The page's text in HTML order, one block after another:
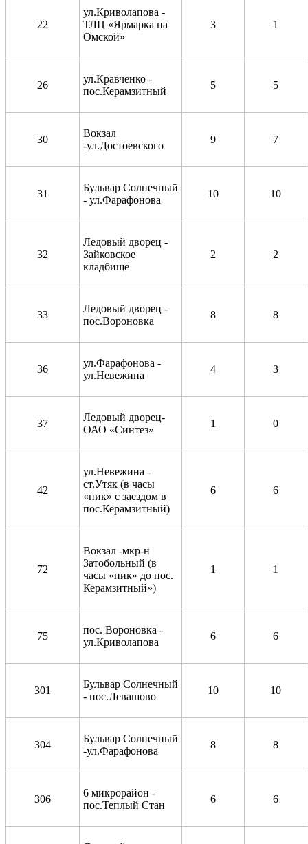
22
ул.Криволапова -
ТЛЦ «Ярмарка на
Омской»
3 1
26
ул.Кравченко -
пос.Керамзитный
5 5
30
Вокзал
-ул.Достоевского
9 7
31
Бульвар Солнечный
- ул.Фарафонова
10 10
32
Ледовый дворец -
Зайковское
кладбище
2 2
33
Ледовый дворец -
пос.Вороновка
8 8
36
ул.Фарафонова -
ул.Невежина
4 3
37
Ледовый дворец-
ОАО «Синтез»
1 0
42
ул.Невежина -
ст.Утяк (в часы
«пик» с заездом в
пос.Керамзитный)
6 6
72
Вокзал -мкр-н
Затобольный (в
часы «пик» до пос.
Керамзитный»)
1 1
75
пос. Вороновка -
ул.Криволапова
6 6
301
Бульвар Солнечный
- пос.Левашово
10 10
304
Бульвар Солнечный
-ул.Фарафонова
8 8
306
6 микрорайон -
пос.Теплый Стан
6 6